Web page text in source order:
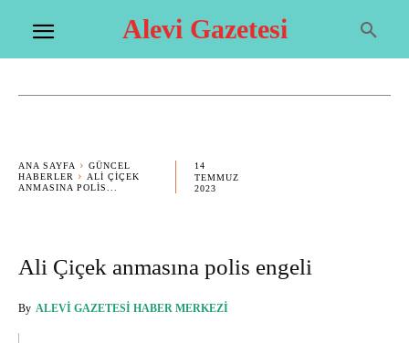
Alevi Gazetesi
ANA SAYFA
GÜNCEL
HABERLER
ALI ÇIÇEK
ANMASINA POLIS...
14
TEMMUZ
2023
Ali Çiçek anmasına polis engeli
By ALEVI GAZETESI HABER MERKEZI